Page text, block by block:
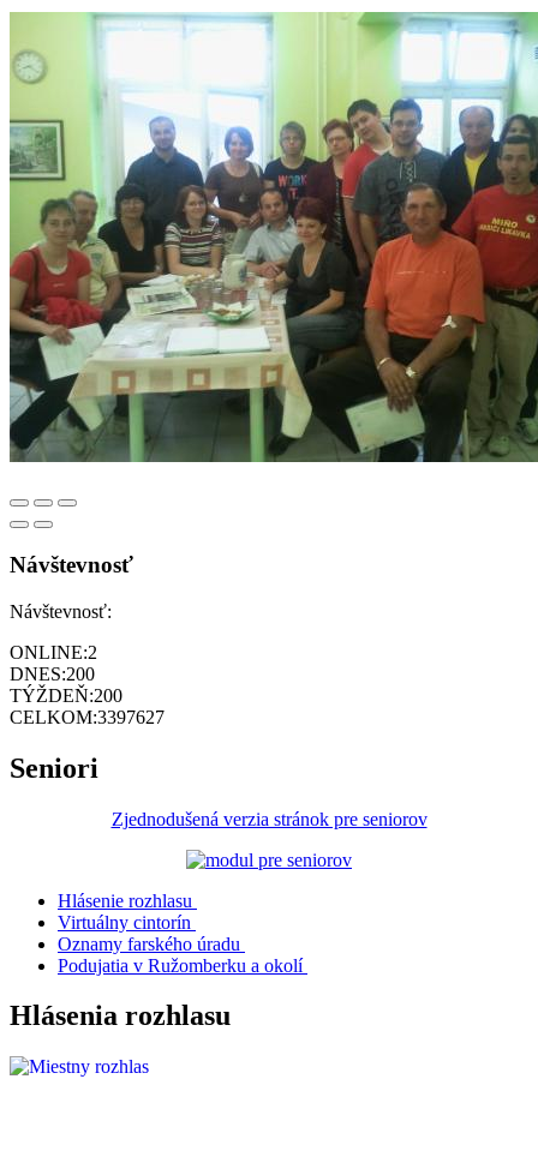
Návštevnosť
Návštevnosť:
ONLINE:2
DNES:200
TÝŽDEŇ:200
CELKOM:3397627
Seniori
Zjednodušená verzia stránok pre seniorov
Hlásenie rozhlasu
Virtuálny cintorín
Oznamy farského úradu
Podujatia v Ružomberku a okolí
Hlásenia rozhlasu